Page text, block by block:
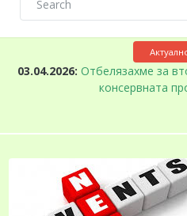
03.04.2026: Отбелязахме за
консервната